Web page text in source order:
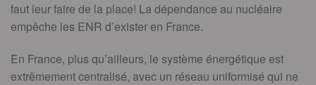
faut leur faire de la place! La dépendance au nucléaire
empêche les ENR d’exister en France.
En France, plus qu’ailleurs, le système énergétique est
extrêmement centralisé, avec un réseau uniformisé qui ne